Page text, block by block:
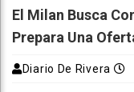
El Milan Busca
Prepara Una
Diario De Rivera